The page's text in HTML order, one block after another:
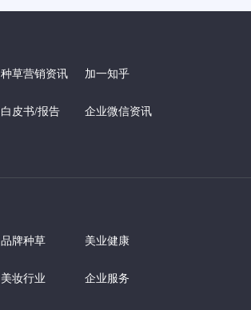
种草营销资讯 加一知乎
白皮书/报告 企业微信资讯
品牌种草 美业健康
美妆行业 企业服务